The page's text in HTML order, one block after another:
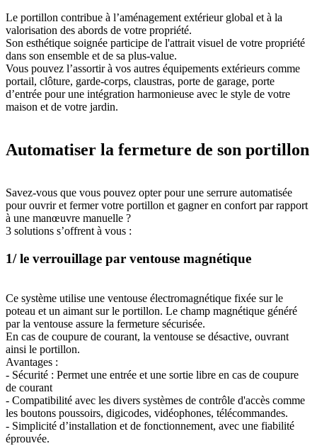
Le portillon contribue à l’aménagement extérieur global et à la
valorisation des abords de votre propriété.
Son esthétique soignée participe de l'attrait visuel de votre propriété
dans son ensemble et de sa plus-value.
Vous pouvez l’assortir à vos autres équipements extérieurs comme
portail, clôture, garde-corps, claustras, porte de garage, porte
d’entrée pour une intégration harmonieuse avec le style de votre
maison et de votre jardin.
Automatiser la fermeture de son portillon
Savez-vous que vous pouvez opter pour une serrure automatisée
pour ouvrir et fermer votre portillon et gagner en confort par rapport
à une manœuvre manuelle ?
3 solutions s’offrent à vous :
1/ le verrouillage par ventouse magnétique
Ce système utilise une ventouse électromagnétique fixée sur le
poteau et un aimant sur le portillon. Le champ magnétique généré
par la ventouse assure la fermeture sécurisée.
En cas de coupure de courant, la ventouse se désactive, ouvrant
ainsi le portillon.
Avantages :
- Sécurité : Permet une entrée et une sortie libre en cas de coupure
de courant
- Compatibilité avec les divers systèmes de contrôle d'accès comme
les boutons poussoirs, digicodes, vidéophones, télécommandes.
- Simplicité d’installation et de fonctionnement, avec une fiabilité
éprouvée.